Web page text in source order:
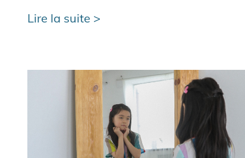
Lire la suite